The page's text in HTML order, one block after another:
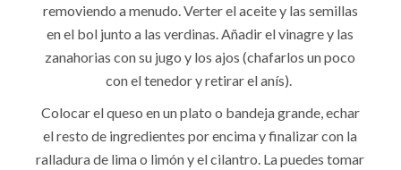
removiendo a menudo. Verter el aceite y las semillas
en el bol junto a las verdinas. Añadir el vinagre y las
zanahorias con su jugo y los ajos (chafarlos un poco
con el tenedor y retirar el anís).
Colocar el queso en un plato o bandeja grande, echar
el resto de ingredientes por encima y finalizar con la
ralladura de lima o limón y el cilantro. La puedes tomar